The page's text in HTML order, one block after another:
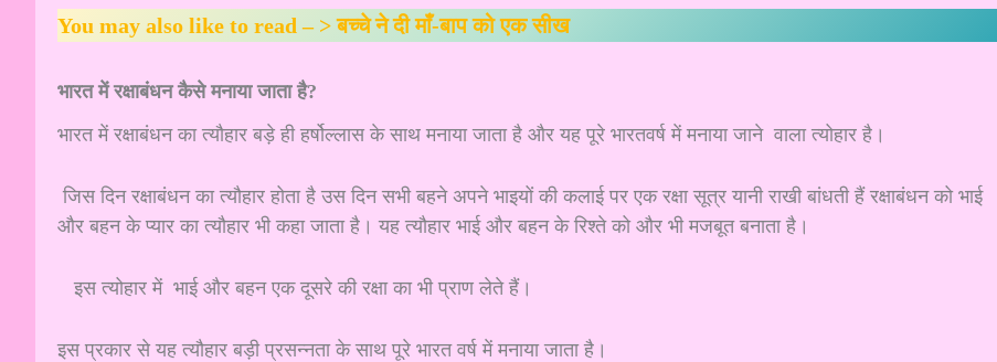
You may also like to read – >बच्चे ने दी माँ-बाप को एक सीख
भारत में रक्षाबंधन कैसे मनाया जाता है?
भारत में रक्षाबंधन का त्यौहार बड़े ही हर्षोल्लास के साथ मनाया जाता है और यह पूरे भारतवर्ष में मनाया जाने वाला त्योहार है।
जिस दिन रक्षाबंधन का त्यौहार होता है उस दिन सभी बहने अपने भाइयों की कलाई पर एक रक्षा सूत्र यानी राखी बांधती हैं रक्षाबंधन को भाई
और बहन के प्यार का त्यौहार भी कहा जाता है। यह त्यौहार भाई और बहन के रिश्ते को और भी मजबूत बनाता है।
इस त्योहार में भाई और बहन एक दूसरे की रक्षा का भी प्राण लेते हैं।
इस प्रकार से यह त्यौहार बड़ी प्रसन्नता के साथ पूरे भारत वर्ष में मनाया जाता है।